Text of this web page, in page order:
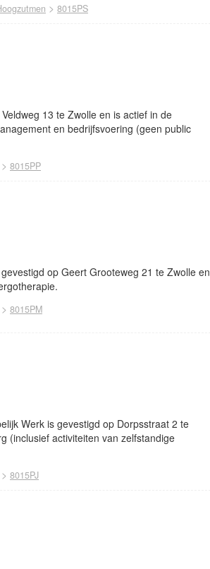
> 8015PS
13 te Zwolle en is actief in de
en bedrijfsvoering (geen public
> 8015PP
op Geert Grooteweg 21 te Zwolle en
> 8015PM
Werk is gevestigd op Dorpsstraat 2 te
(inclusief activiteiten van zelfstandige
> 8015PJ